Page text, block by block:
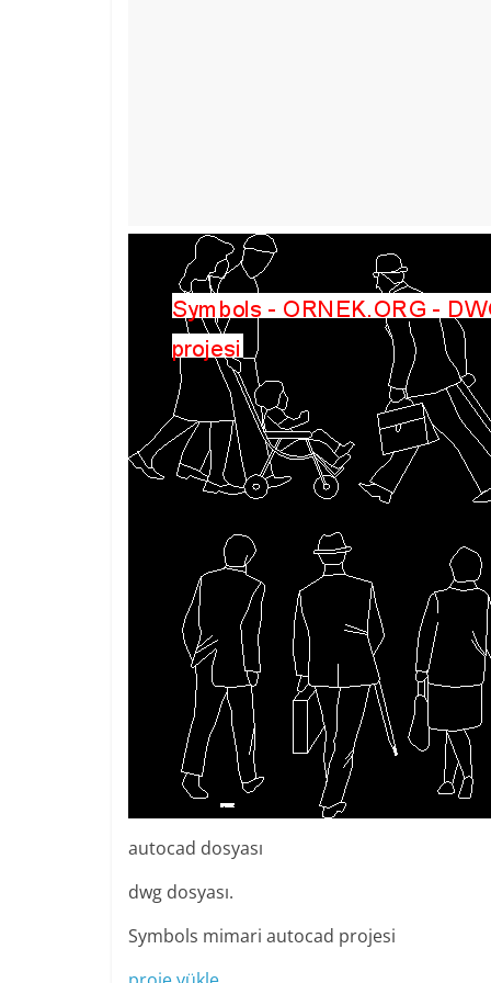
autocad dosyası
dwg dosyası.
Symbols mimari autocad projesi